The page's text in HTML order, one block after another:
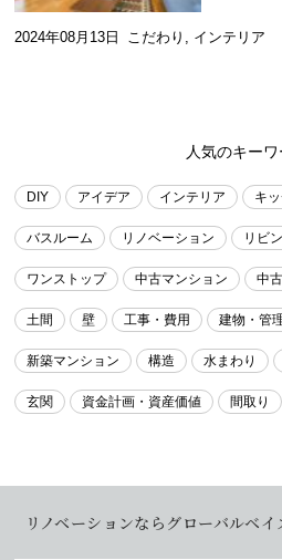
2024年08月13日 こだわり インテリア
人気のキーワ
DIY アイデア インテリア キ
バスルーム リノベーション リビ
ワンストップ 中古マンション 中
土間 壁 工事・費用 建物・管
新築マンション 構造 水まわり
玄関 資金計画・資産価値 間取り
リノベーションならグローバルベ